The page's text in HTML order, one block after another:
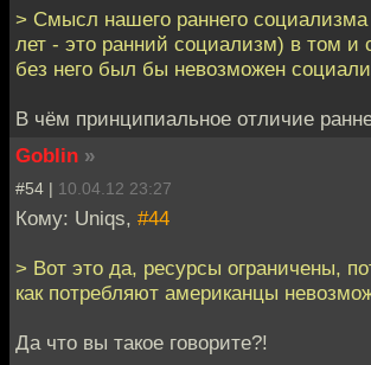
> Смысл нашего раннего социализма
лет - это ранний социализм) в том и
без него был бы невозможен
В чём принципиальное отличие
Goblin »
#54 | 10.04.12 23:27
Кому: Uniqs, #44
> Вот это да, ресурсы ограничены,
как потребляют американцы
Да что вы такое говорите?!